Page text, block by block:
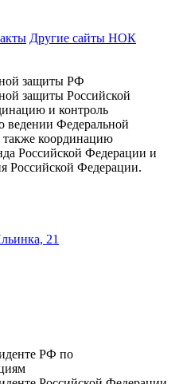
Другие сайты НОК
защиты РФ
защиты Российской
и контроль
ведении Федеральной
также координацию
Российской Федерации и
Российской Федерации.
21
РФ по